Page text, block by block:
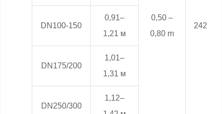
0,50 –
0,80 m
DN100-150
0,91–
1,21 м
DN175/200
1,01–
1,31 м
DN250/300
1,12–